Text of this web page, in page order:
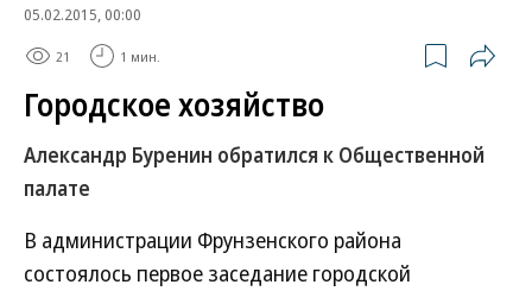
05.02.2015, 00:00
21 1 мин.
Городское хозяйство
Александр Буренин обратился к Общественной
палате
В администрации Фрунзенского района
состоялось первое заседание городской